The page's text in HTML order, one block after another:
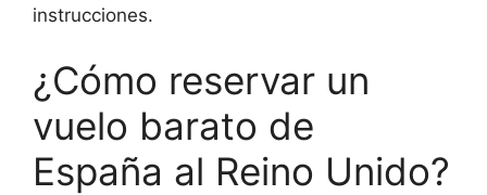
instrucciones.
¿Cómo reservar un
vuelo barato de
España al Reino Unido?